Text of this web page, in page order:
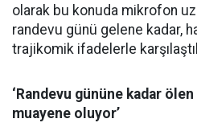
olarak bu konuda mikrofon
randevu günü gelene kadar,
trajikomik ifadelerle
‘Randevu gününe kadar
muayene oluyor’